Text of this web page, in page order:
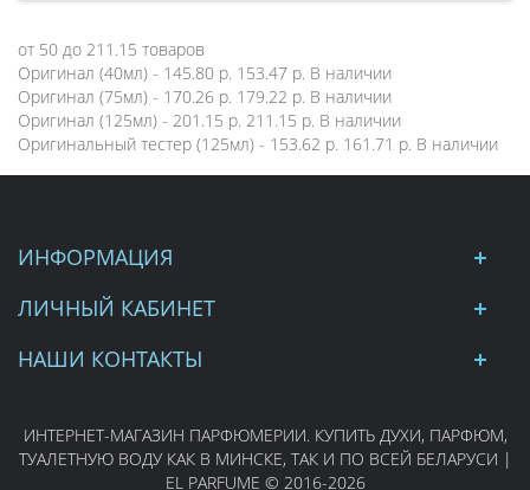
от 50 до 211.15 товаров
Оригинал (40мл) - 145.80 р. 153.47 р. В наличии
Оригинал (75мл) - 170.26 р. 179.22 р. В наличии
Оригинал (125мл) - 201.15 р. 211.15 р. В наличии
Оригинальный тестер (125мл) - 153.62 р. 161.71 р. В наличии
ИНФОРМАЦИЯ
ЛИЧНЫЙ КАБИНЕТ
НАШИ КОНТАКТЫ
ИНТЕРНЕТ-МАГАЗИН ПАРФЮМЕРИИ. КУПИТЬ ДУХИ, ПАРФЮМ,
ТУАЛЕТНУЮ ВОДУ КАК В МИНСКЕ, ТАК И ПО ВСЕЙ БЕЛАРУСИ |
EL PARFUME © 2016-2026